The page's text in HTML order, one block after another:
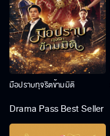
มือปราบทุจริตข้ามมิติ
Drama Pass Best Seller